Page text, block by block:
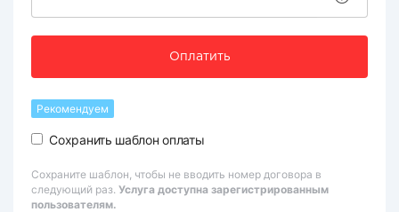
Оплатить
Рекомендуем
Сохранить шаблон оплаты
Сохраните шаблон, чтобы не вводить номер договора в
следующий раз. Услуга доступна зарегистрированным
пользователям.